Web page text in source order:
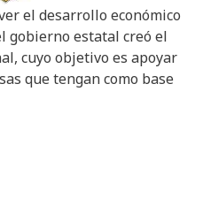
el desarrollo económico
gobierno estatal creó el
cuyo objetivo es apoyar
que tengan como base